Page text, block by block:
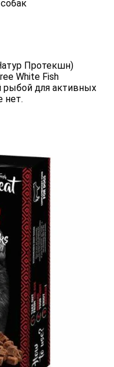
Протекшн)
White Fish
рыбой для активных
нет.